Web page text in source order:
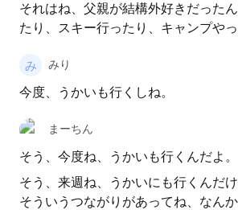
それはね、父親が結構外好きだった
たり、スキー行ったり、キャンプやっ
みり
今度、うかいも行くしね。
まーちん
そう、今度ね、うかいも行くんだよ。
そう、来週ね、うかいにも行くんだ
そういうつながりがあってね、なん